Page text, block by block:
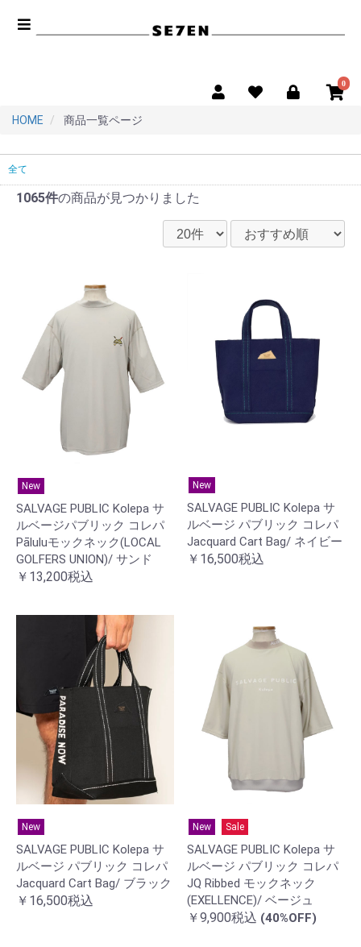
0
HOME 商品一覧ページ
全て
1065件の商品が見つかりました
New
SALVAGE PUBLIC Kolepa サ
ルベージパブリック コレパ
Pāluluモックネック(LOCAL
GOLFERS UNION)/ サンド
￥13,200税込
New
SALVAGE PUBLIC Kolepa サ
ルベージ パブリック コレパ
Jacquard Cart Bag/ ネイビー
￥16,500税込
New
SALVAGE PUBLIC Kolepa サ
ルベージ パブリック コレパ
Jacquard Cart Bag/ ブラック
￥16,500税込
New Sale
SALVAGE PUBLIC Kolepa サ
ルベージ パブリック コレパ
JQ Ribbed モックネック
(EXELLENCE)/ ベージュ
￥9,900税込 (40%OFF)